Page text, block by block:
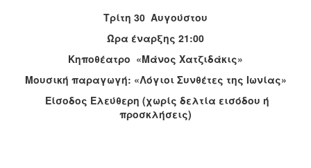
Τρίτη 30 Αυγούστου
Ώρα έναρξης 21:00
Κηποθέατρο «Μάνος Χατζιδάκις»
Μουσική παραγωγή: «Λόγιοι Συνθέτες της Ιωνίας»
Είσοδος Ελεύθερη (χωρίς δελτία εισόδου ή
προσκλήσεις)